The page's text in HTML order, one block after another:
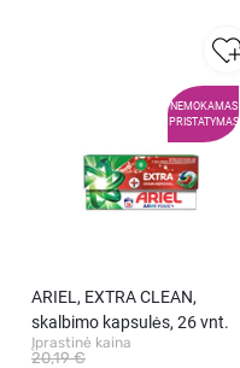
NEMOKAMAS
PRISTATYMAS
ARIEL, EXTRA CLEAN,
skalbimo kapsulės, 26 vnt.
Įprastinė kaina
20,19 €